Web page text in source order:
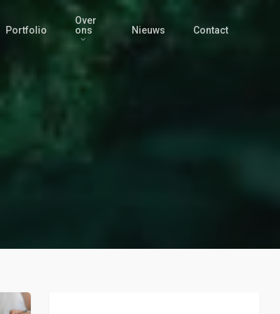
Portfolio
Over
ons
Nieuws Contact